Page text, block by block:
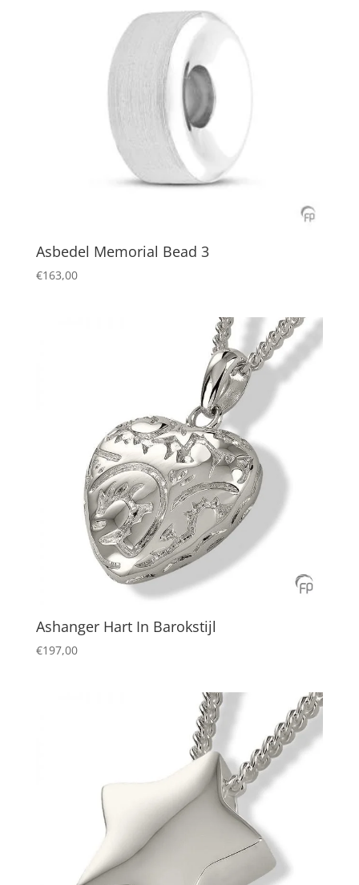
Asbedel Memorial Bead 3
€163,00
Ashanger Hart In Barokstijl
€197,00